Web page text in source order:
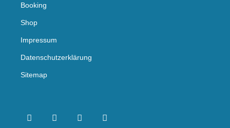
Booking
Shop
Impressum
Datenschutzerklärung
Sitemap